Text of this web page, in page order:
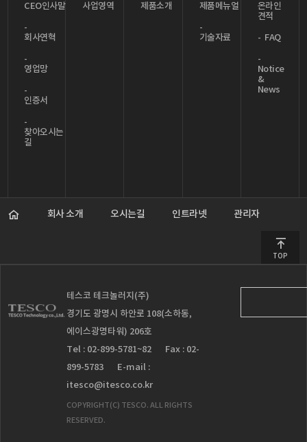
CEO인사말
회사연혁
영업망
인증서
찾아오시는
길
사업영역 제품소개 제품메뉴얼
기술자료
온라인
견적
FAQ
Notice
&
News
회사 소개 오시는길 인트라넷 관리자
TOP
테스코 테크놀러지(주)
경기도 광명시 하안로 108(소하동,
에이스광명타워) 206호
Tel : 02-899-5781~82
Fax : 02-
899-5783
E-mail :
itesco@itesco.co.kr
COPYRIGHT(C) TESCO. ALL RIGHTS
RESERVED.